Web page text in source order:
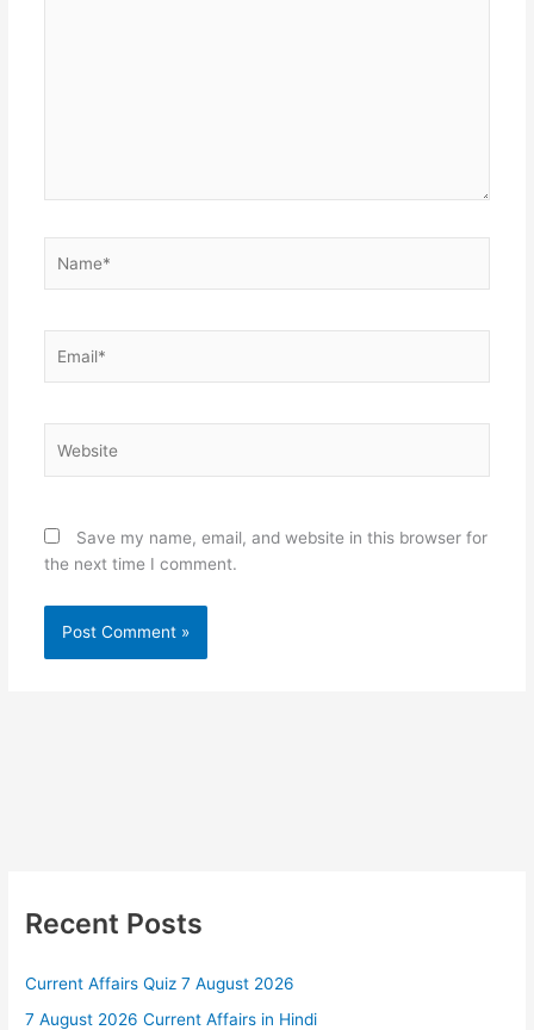
Save my name, email, and website in this browser for
the next time I comment.
Recent Posts
Current Affairs Quiz 7 August 2026
7 August 2026 Current Affairs in Hindi